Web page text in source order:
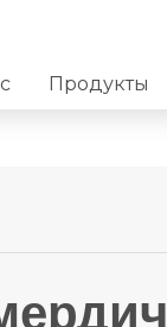
Продукты